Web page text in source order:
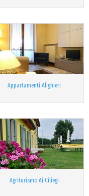
Appartamenti Alighieri
Agriturismo Ai Ciliegi